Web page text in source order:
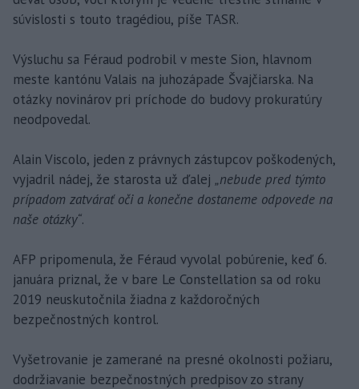
súvislosti s touto tragédiou, píše TASR.
Výsluchu sa Féraud podrobil v meste Sion, hlavnom
meste kantónu Valais na juhozápade Švajčiarska. Na
otázky novinárov pri príchode do budovy prokuratúry
neodpovedal.
Alain Viscolo, jeden z právnych zástupcov poškodených,
vyjadril nádej, že starosta už ďalej „nebude pred týmto
prípadom zatvárať oči a konečne dostaneme odpovede na
naše otázky“.
AFP pripomenula, že Féraud vyvolal pobúrenie, keď 6.
januára priznal, že v bare Le Constellation sa od roku
2019 neuskutočnila žiadna z každoročných
bezpečnostných kontrol.
Vyšetrovanie je zamerané na presné okolnosti požiaru,
dodržiavanie bezpečnostných predpisov zo strany